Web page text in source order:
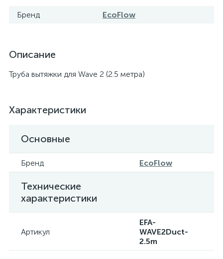
Бренд EcoFlow
Описание
Труба вытяжки для Wave 2 (2.5 метра)
Характеристики
Основные
Бренд EcoFlow
Технические
характеристики
Артикул
EFA-
WAVE2Duct-
2.5m